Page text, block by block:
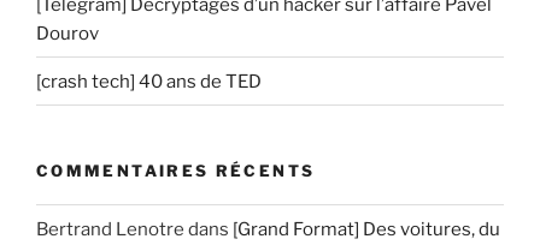
Dourov
[crash tech] 40 ans de TED
COMMENTAIRES RÉCENTS
Bertrand Lenotre dans [Grand Format] Des voitures, du